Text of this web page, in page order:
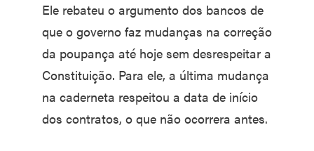
Ele rebateu o argumento dos bancos de
que o governo faz mudanças na correção
da poupança até hoje sem desrespeitar a
Constituição. Para ele, a última mudança
na caderneta respeitou a data de início
dos contratos, o que não ocorrera antes.